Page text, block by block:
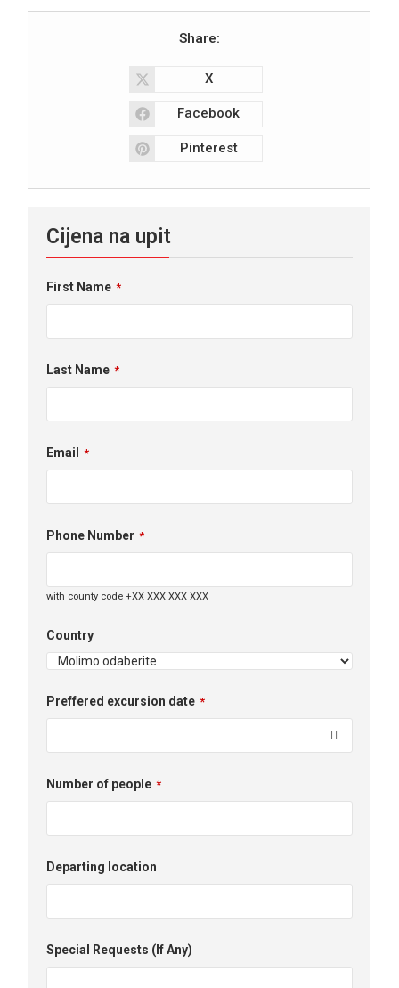
Share:
X
Facebook
Pinterest
Cijena na upit
First Name *
Last Name *
Email *
Phone Number *
with county code +XX XXX XXX XXX
Country
Preffered excursion date *
Number of people *
Departing location
Special Requests (If Any)